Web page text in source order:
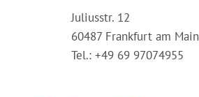
Juliusstr. 12
60487 Frankfurt am Main
Tel.: +49 69 97074955